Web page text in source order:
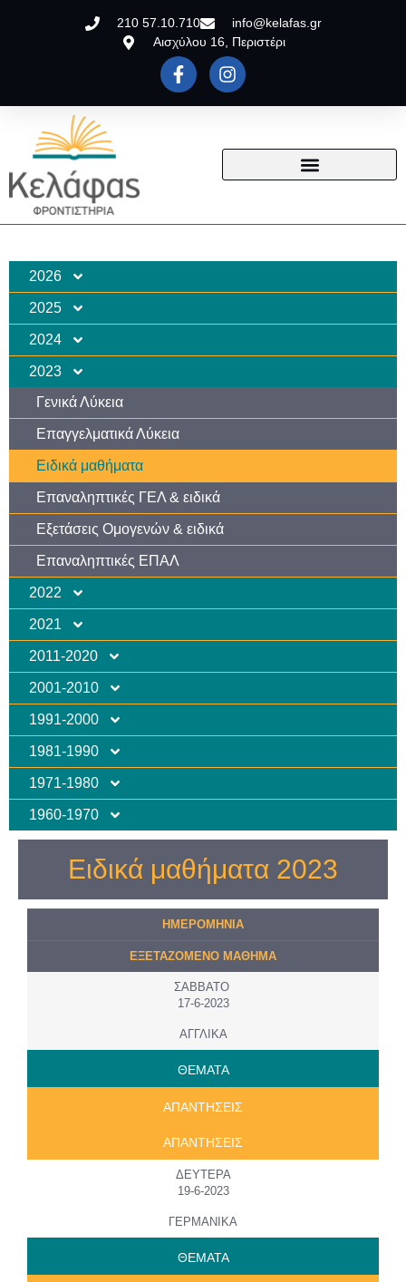
210 57.10.710
info@kelafas.gr
Αισχύλου 16, Περιστέρι
2026
2025
2024
2023
Γενικά Λύκεια
Επαγγελματικά Λύκεια
Ειδικά μαθήματα
Επαναληπτικές ΓΕΛ & ειδικά
Εξετάσεις Ομογενών & ειδικά
Επαναληπτικές ΕΠΑΛ
2022
2021
2011-2020
2001-2010
1991-2000
1981-1990
1971-1980
1960-1970
Ειδικά μαθήματα 2023
ΗΜΕΡΟMHNIA
ΕΞΕΤΑΖΟΜΕΝΟ ΜΑΘΗΜΑ
ΣΑΒΒΑΤΟ
17-6-2023
ΑΓΓΛΙΚΑ
ΘΕΜΑΤΑ
ΑΠΑΝΤΗΣΕΙΣ
ΑΠΑΝΤΗΣΕΙΣ
ΔΕΥΤΕΡΑ
19-6-2023
ΓΕΡΜΑΝΙΚΑ
ΘΕΜΑΤΑ